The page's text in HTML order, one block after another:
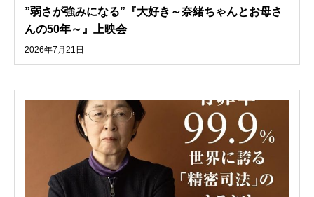
”弱さが強みになる”『大好き～奈緒ちゃんとお母さ
んの50年～』上映会
2026年7月21日